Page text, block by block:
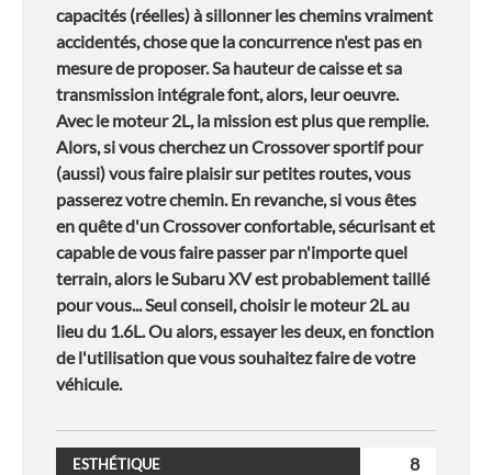
capacités (réelles) à sillonner les chemins vraiment
accidentés, chose que la concurrence n'est pas en
mesure de proposer. Sa hauteur de caisse et sa
transmission intégrale font, alors, leur oeuvre.
Avec le moteur 2L, la mission est plus que remplie.
Alors, si vous cherchez un Crossover sportif pour
(aussi) vous faire plaisir sur petites routes, vous
passerez votre chemin. En revanche, si vous êtes
en quête d'un Crossover confortable, sécurisant et
capable de vous faire passer par n'importe quel
terrain, alors le Subaru XV est probablement taillé
pour vous... Seul conseil, choisir le moteur 2L au
lieu du 1.6L. Ou alors, essayer les deux, en fonction
de l'utilisation que vous souhaitez faire de votre
véhicule.
ESTHÉTIQUE 8